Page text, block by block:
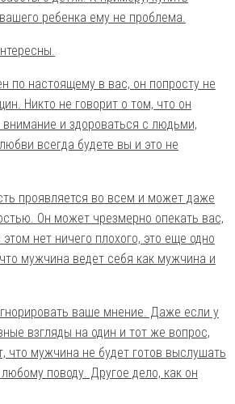
ребенка ему не проблема.
по настоящему в вас, он попросту не
Никто не говорит о том, что он
и здороваться с людьми,
всегда будете вы и это не
проявляется во всем и может даже
Он может чрезмерно опекать вас,
нет ничего плохого, это еще одно
мужчина ведет себя как мужчина и
ваше мнение. Даже если у
взгляды на один и тот же вопрос,
что мужчина не будет готов выслушать
поводу. Другое дело, как он